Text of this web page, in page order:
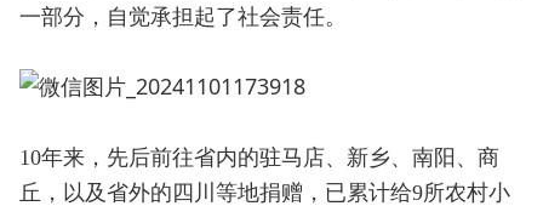
一部分，自觉承担起了社会责任。
10年来，先后前往省内的驻马店、新乡、南阳、商
丘，以及省外的四川等地捐赠，已累计给9所农村小